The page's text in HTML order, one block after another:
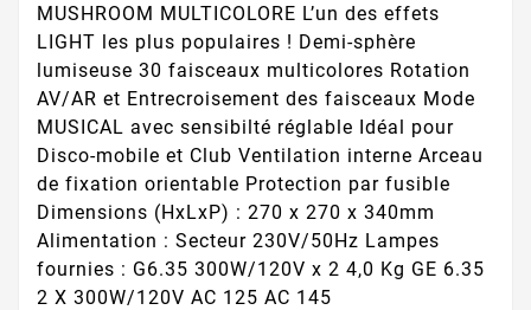
MUSHROOM MULTICOLORE L’un des effets
LIGHT les plus populaires ! Demi-sphère
lumiseuse 30 faisceaux multicolores Rotation
AV/AR et Entrecroisement des faisceaux Mode
MUSICAL avec sensibilté réglable Idéal pour
Disco-mobile et Club Ventilation interne Arceau
de fixation orientable Protection par fusible
Dimensions (HxLxP) : 270 x 270 x 340mm
Alimentation : Secteur 230V/50Hz Lampes
fournies : G6.35 300W/120V x 2 4,0 Kg GE 6.35
2 X 300W/120V AC 125 AC 145